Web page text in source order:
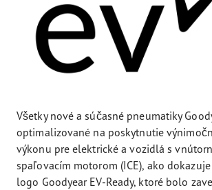
Všetky nové a súčasné pneumatiky
optimalizované na poskytnutie
výkonu pre elektrické a vozidlá s
spaľovacím motorom (ICE), ako
logo Goodyear EV-Ready, ktoré bolo